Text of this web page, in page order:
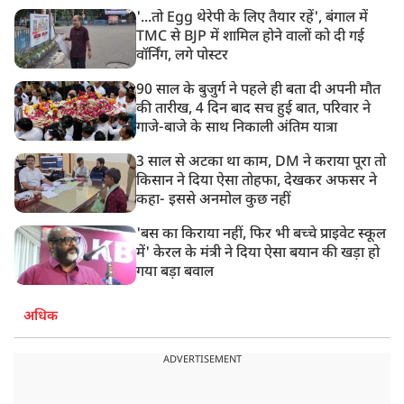
'...तो Egg थेरेपी के लिए तैयार रहें', बंगाल में
TMC से BJP में शामिल होने वालों को दी गई
वॉर्निंग, लगे पोस्टर
90 साल के बुजुर्ग ने पहले ही बता दी अपनी मौत
की तारीख, 4 दिन बाद सच हुई बात, परिवार ने
गाजे-बाजे के साथ निकाली अंतिम यात्रा
3 साल से अटका था काम, DM ने कराया पूरा तो
किसान ने दिया ऐसा तोहफा, देखकर अफसर ने
कहा- इससे अनमोल कुछ नहीं
'बस का किराया नहीं, फिर भी बच्चे प्राइवेट स्कूल
में' केरल के मंत्री ने दिया ऐसा बयान की खड़ा हो
गया बड़ा बवाल
अधिक
ADVERTISEMENT